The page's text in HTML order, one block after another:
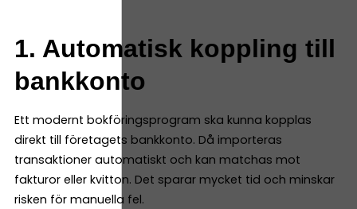
1. Automatisk koppling till
bankkonto
Ett modernt bokföringsprogram ska kunna kopplas
direkt till företagets bankkonto. Då importeras
transaktioner automatiskt och kan matchas mot
fakturor eller kvitton. Det sparar mycket tid och minskar
risken för manuella fel.